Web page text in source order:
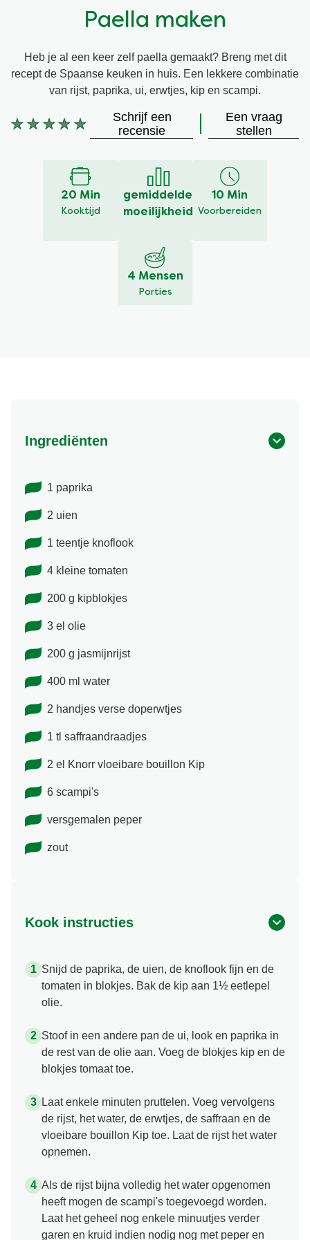
Ingrediënten
Groentewraps
Paella maken
Heb je al een keer zelf paella gemaakt? Breng met dit
recept de Spaanse keuken in huis. Een lekkere combinatie
van rijst, paprika, ui, erwtjes, kip en scampi.
Geen
Schrijf een
recensie
Een vraag
stellen
20 Min
Kooktijd
gemiddelde
moeilijkheid
10 Min
Voorbereiden
4 Mensen
Porties
Ingrediënten
1 paprika
2 uien
1 teentje knoflook
4 kleine tomaten
200 g kipblokjes
3 el olie
200 g jasmijnrijst
400 ml water
2 handjes verse doperwtjes
1 tl saffraandraadjes
2 el Knorr vloeibare bouillon Kip
6 scampi's
versgemalen peper
zout
Kook instructies
Snijd de paprika, de uien, de knoflook fijn en de
tomaten in blokjes. Bak de kip aan 1½ eetlepel
olie.
Stoof in een andere pan de ui, look en paprika in
de rest van de olie aan. Voeg de blokjes kip en de
blokjes tomaat toe.
Laat enkele minuten pruttelen. Voeg vervolgens
de rijst, het water, de erwtjes, de saffraan en de
vloeibare bouillon Kip toe. Laat de rijst het water
opnemen.
Als de rijst bijna volledig het water opgenomen
heeft mogen de scampi's toegevoegd worden.
Laat het geheel nog enkele minuutjes verder
garen en kruid indien nodig nog met peper en